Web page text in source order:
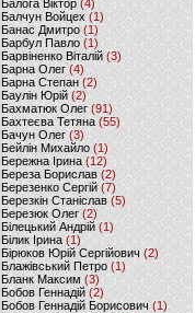
Балога Віктор (4)
Балчун Войцех (1)
Банас Дмитро (1)
Барбул Павло(1)
Барвіненко Віталій(3)
Барна Олег (4)
Барна Степан (2)
Баулін Юрій (2)
Бахматюк Олег (91)
Бахтеєва Тетяна(55)
Бачун Олег (3)
Бейлін Михайло (1)
Бережна Ірина(12)
Береза Борислав(2)
Березенко Сергій (7)
Березкін Станіслав (5)
Березюк Олег(2)
Білецький Андрій (1)
Білик Ірина (1)
Бірюков Юрій Сергійович (2)
Блажівський Петро (1)
Бланк Максим(3)
Бобов Геннадій (2)
Бобов Геннадій Борисович (1)